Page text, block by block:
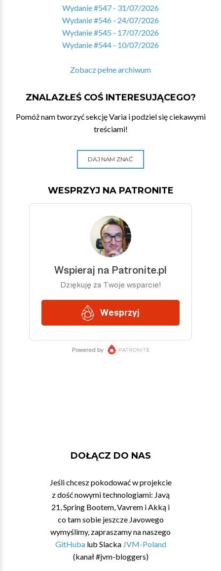
Wydanie #547 - 31/07/2026
Wydanie #546 - 24/07/2026
Wydanie #545 - 17/07/2026
Wydanie #544 - 10/07/2026
Zobacz pełne archiwum
ZNALAZŁEŚ COŚ INTERESUJĄCEGO?
Pomóż nam tworzyć sekcję Varia i podziel się ciekawymi
treściami!
DAJ NAM ZNAĆ
WESPRZYJ NA PATRONITE
DOŁĄCZ DO NAS
Jeśli chcesz pokodować w projekcie
z dość nowymi technologiami: Javą
21, Spring Bootem, Vavrem i Akką i
co tam sobie jeszcze Javowego
wymyślimy, zapraszamy na naszego
GitHubalub Slacka JVM-Poland
(kanał #jvm-bloggers)